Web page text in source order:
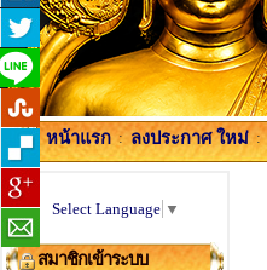
หน้าแรก : ลงประกาศ ใหม่ :
Select Language ▼
สมาชิกเข้าระบบ